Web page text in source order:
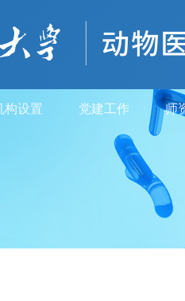
构设置 党建工作 师